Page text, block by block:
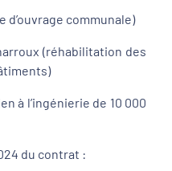
d’ouvrage communale)
(réhabilitation des
à l’ingénierie de 10 000
du contrat :